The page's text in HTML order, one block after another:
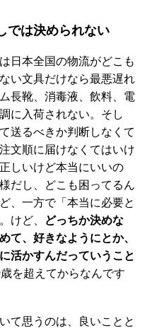
では決められない
日本全国の物流がどこも
い文具だけなら最悪遅れ
長靴、消毒液、飲料、電
に入荷されない。そし
送るべきか判断しなくて
文順に届けなくてはいけ
しいけど本当にいいの
だし、どこも困ってるん
、一方で「本当に必要と
けど、
どっちか決めな
て、好きなようにとか、
活かすんだっていうこと
を超えてからなんです
て思うのは、良いことと